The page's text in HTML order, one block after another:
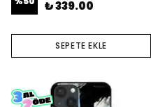
₺ 339.00
SEPETE EKLE